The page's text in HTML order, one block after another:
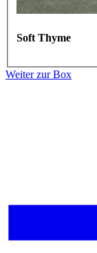
Soft Thyme
Weiter zur Box